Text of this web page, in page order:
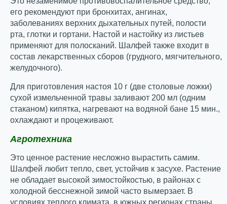
его рекомендуют при бронхитах, ангинах,
заболеваниях верхних дыхательных путей, полости
рта, глотки и гортани. Настой и настойку из листьев
применяют для полосканий. Шалфей также входит в
состав лекарственных сборов (грудного, мягчительного,
желудочного).
Для приготовления настоя 10 г (две столовые ложки)
сухой измельченной травы заливают 200 мл (одним
стаканом) кипятка, нагревают на водяной бане 15 мин.,
охлаждают и процеживают.
Агротехника
Это ценное растение несложно вырастить самим.
Шалфей любит тепло, свет, устойчив к засухе. Растение
не обладает высокой зимостойкостью, в районах с
холодной бесснежной зимой часто вымерзает. В